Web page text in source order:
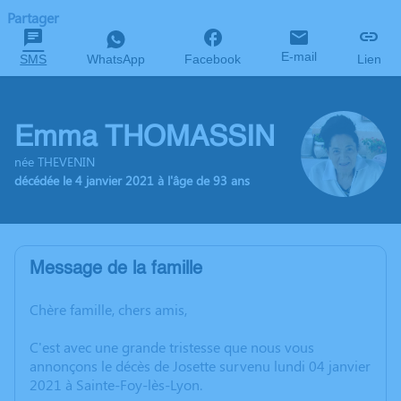
Partager
SMS WhatsApp Facebook E-mail Lien
Emma THOMASSIN
née THEVENIN
décédée le 4 janvier 2021 à l'âge de 93 ans
Message de la famille
Chère famille, chers amis,
C'est avec une grande tristesse que nous vous
annonçons le décès de Josette survenu lundi 04 janvier
2021 à Sainte-Foy-lès-Lyon.